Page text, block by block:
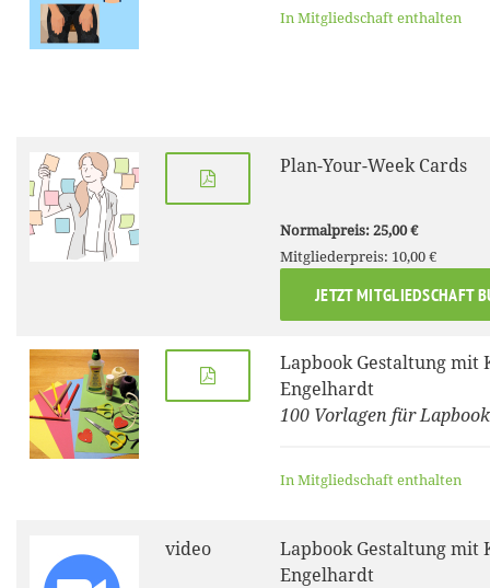
In Mitgliedschaft enthalten
Plan-Your-Week Cards
Normalpreis: 25,00 €
Mitgliederpreis: 10,00 €
JETZT MITGLIEDSCHAFT
Lapbook Gestaltung mit
Engelhardt
100 Vorlagen für
In Mitgliedschaft enthalten
video
Lapbook Gestaltung mit
Engelhardt